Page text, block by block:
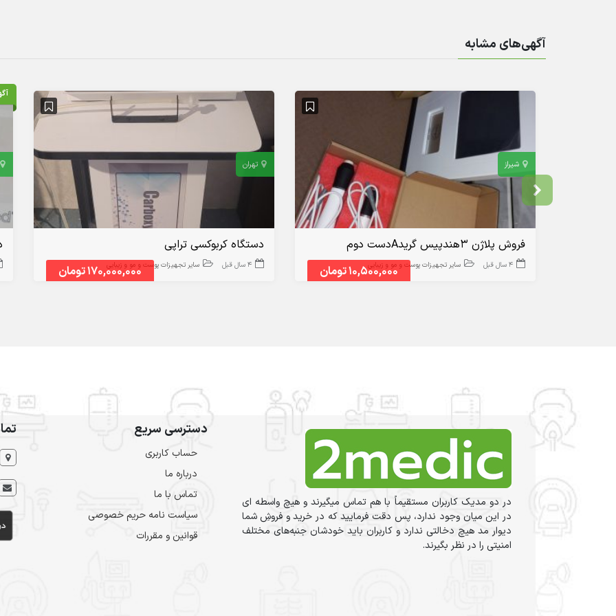
آگهی‌های مشابه
شیراز
10,500,000 تومان
فروش پلاژن ۳هندپیس گریدAدست دوم
4 سال قبل سایر تجهیزات پوست و مو و زیبایی
تهران
170,000,000 تومان
دستگاه کربوکسی تراپی
4 سال قبل سایر تجهیزات پوست و مو و زیبایی
در دو مدیک کاربران مستقیماً با هم تماس میگیرند و هیچ واسطه ای
در این میان وجود ندارد، پس دقت فرمایید که در خرید و فروشِ شما
دیوار مد هیچ دخالتی ندارد و کاربران باید خودشان جنبه‌های مختلف
امنیتی را در نظر بگیرند.
دسترسی سریع
حساب کاربری
درباره ما
تماس با ما
سیاست نامه حریم خصوصی
قوانین و مقررات